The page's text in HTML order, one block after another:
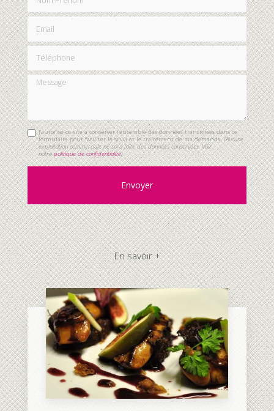
Email
Téléphone
Message
J'autorise ce site à conserver l'ensemble des données transmises dans ce
formulaire pour faciliter le suivi et le traitement de ma demande.(Aucune
exploitation commerciale ne sera faite des données conservées. Voir
notrepolitique de confidentialité)
En savoir +